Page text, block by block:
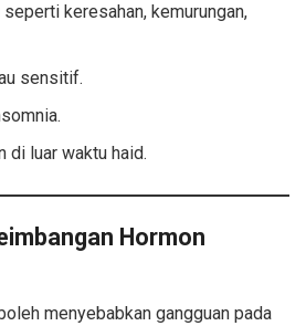
keresahan, kemurungan,
sensitif.
di luar waktu haid.
Hormon
menyebabkan gangguan pada